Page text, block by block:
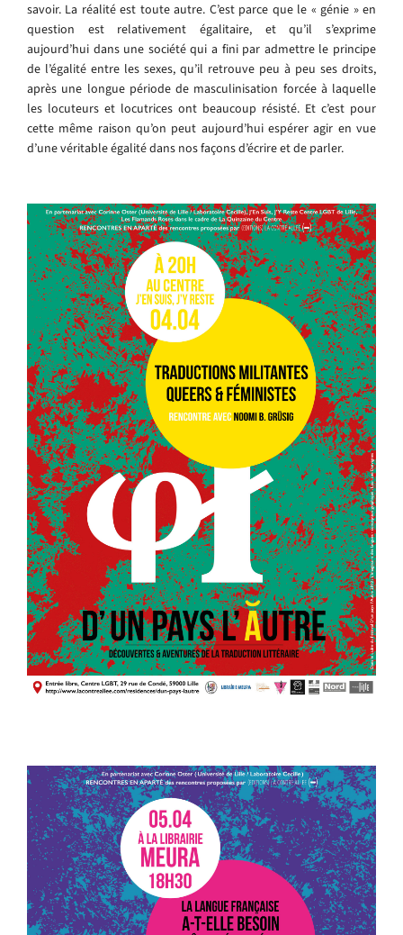
savoir. La réalité est toute autre. C’est parce que le « génie » en
question est relativement égalitaire, et qu’il s’exprime
aujourd’hui dans une société qui a fini par admettre le principe
de l’égalité entre les sexes, qu’il retrouve peu à peu ses droits,
après une longue période de masculinisation forcée à laquelle
les locuteurs et locutrices ont beaucoup résisté. Et c’est pour
cette même raison qu’on peut aujourd’hui espérer agir en vue
d’une véritable égalité dans nos façons d’écrire et de parler.